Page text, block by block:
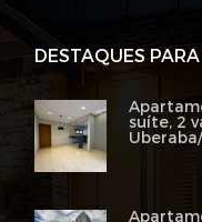
DESTAQUES
suíte, 2